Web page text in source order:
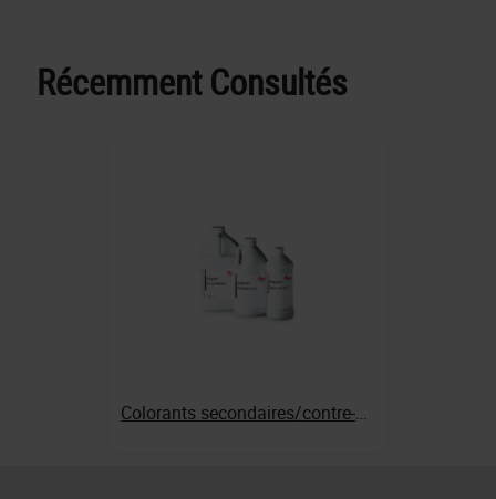
Récemment Consultés
Colorants secondaires/contre-colorants Éosine